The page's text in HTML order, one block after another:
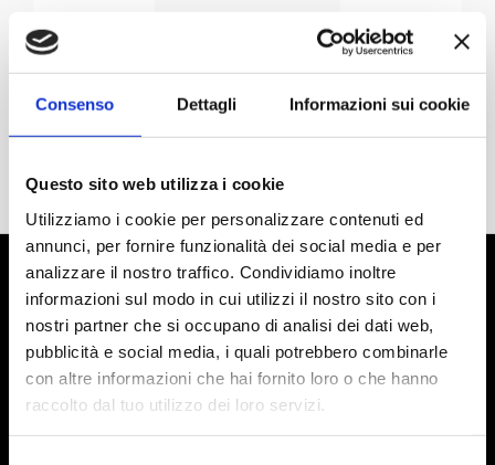
Consenso Dettagli Informazioni sui cookie
Questo sito web utilizza i cookie
Utilizziamo i cookie per personalizzare contenuti ed
annunci, per fornire funzionalità dei social media e per
analizzare il nostro traffico. Condividiamo inoltre
informazioni sul modo in cui utilizzi il nostro sito con i
nostri partner che si occupano di analisi dei dati web,
pubblicità e social media, i quali potrebbero combinarle
con altre informazioni che hai fornito loro o che hanno
raccolto dal tuo utilizzo dei loro servizi.